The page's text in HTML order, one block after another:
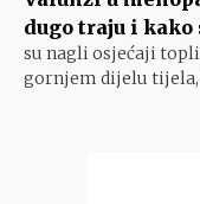
dugo traju i
su nagli osjećaji
gornjem dijelu tijela,